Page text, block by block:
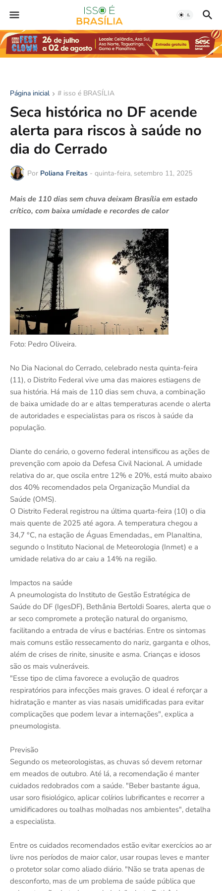
Página inicial # isso é BRASÍLIA
Seca histórica no DF acende
alerta para riscos à saúde no
dia do Cerrado
Por Poliana Freitas - quinta-feira, setembro 11, 2025
Mais de 110 dias sem chuva deixam Brasília em estado
crítico, com baixa umidade e recordes de calor
Foto: Pedro Oliveira.
No Dia Nacional do Cerrado, celebrado nesta quinta-feira
(11), o Distrito Federal vive uma das maiores estiagens de
sua história. Há mais de 110 dias sem chuva, a combinação
de baixa umidade do ar e altas temperaturas acende o alerta
de autoridades e especialistas para os riscos à saúde da
população.
Diante do cenário, o governo federal intensificou as ações de
prevenção com apoio da Defesa Civil Nacional. A umidade
relativa do ar, que oscila entre 12% e 20%, está muito abaixo
dos 40% recomendados pela Organização Mundial da
Saúde (OMS).
O Distrito Federal registrou na última quarta-feira (10) o dia
mais quente de 2025 até agora. A temperatura chegou a
34,7 °C, na estação de Águas Emendadas,, em Planaltina,
segundo o Instituto Nacional de Meteorologia (Inmet) e a
umidade relativa do ar caiu a 14% na região.
Impactos na saúde
A pneumologista do Instituto de Gestão Estratégica de
Saúde do DF (IgesDF), Bethânia Bertoldi Soares, alerta que o
ar seco compromete a proteção natural do organismo,
facilitando a entrada de vírus e bactérias. Entre os sintomas
mais comuns estão ressecamento do nariz, garganta e olhos,
além de crises de rinite, sinusite e asma. Crianças e idosos
são os mais vulneráveis.
"Esse tipo de clima favorece a evolução de quadros
respiratórios para infecções mais graves. O ideal é reforçar a
hidratação e manter as vias nasais umidificadas para evitar
complicações que podem levar a internações", explica a
pneumologista.
Previsão
Segundo os meteorologistas, as chuvas só devem retornar
em meados de outubro. Até lá, a recomendação é manter
cuidados redobrados com a saúde. "Beber bastante água,
usar soro fisiológico, aplicar colírios lubrificantes e recorrer a
umidificadores ou toalhas molhadas nos ambientes", detalha
a especialista.
Entre os cuidados recomendados estão evitar exercícios ao ar
livre nos períodos de maior calor, usar roupas leves e manter
o protetor solar como aliado diário. "Não se trata apenas de
desconforto, mas de um problema de saúde pública que